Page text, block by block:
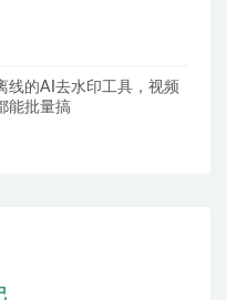
线的AI去水印工具，视频
能批量搞